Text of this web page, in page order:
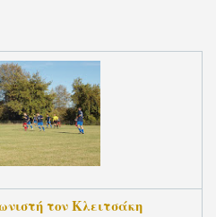
τον Κλειτσάκη